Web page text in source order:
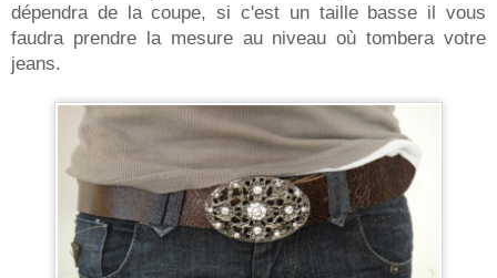
dépendra de la coupe, si c'est un taille basse il vous
faudra prendre la mesure au niveau où tombera votre
jeans.